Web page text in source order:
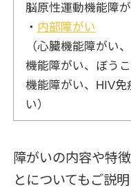
脳原性運動機能障が
・ 内部障がい
（心臓機能障がい
機能障がい、ぼう
機能障がい、HIV
い）
障がいの内容や特
とについてもご説